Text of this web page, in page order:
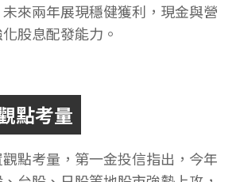
來兩年展現穩健獲利，現金與營
股息配發能力。
點考量
點考量，第一金投信指出，今年